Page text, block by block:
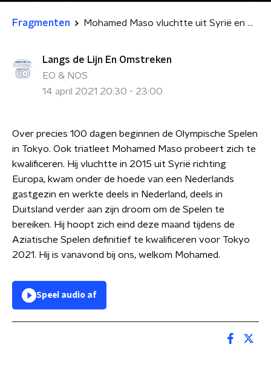
Fragmenten Mohamed Maso vluchtte uit Syrië en wil nu als triatleet naar de Olympische Spelen
Langs de Lijn En Omstreken
EO & NOS
14 april 2021 20:30 - 23:00
Over precies 100 dagen beginnen de Olympische Spelen
in Tokyo. Ook triatleet Mohamed Maso probeert zich te
kwalificeren. Hij vluchtte in 2015 uit Syrië richting
Europa, kwam onder de hoede van een Nederlands
gastgezin en werkte deels in Nederland, deels in
Duitsland verder aan zijn droom om de Spelen te
bereiken. Hij hoopt zich eind deze maand tijdens de
Aziatische Spelen definitief te kwalificeren voor Tokyo
2021. Hij is vanavond bij ons, welkom Mohamed.
Speel audio af